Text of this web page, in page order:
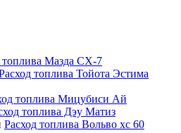
топлива Мазда СХ-7
топлива Тойота Эстима
топлива Мицубиси Ай
топлива Дэу Матиз
Расход топлива Вольво хс 60